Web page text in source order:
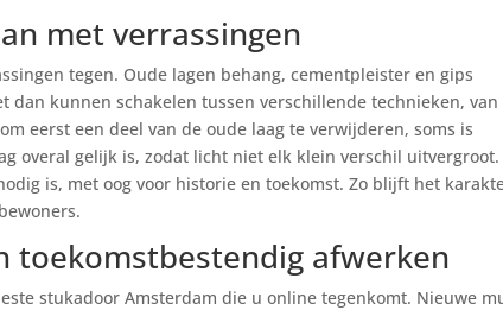
met verrassingen
tegen. Oude lagen behang, cementpleister en gips
dan kunnen schakelen tussen verschillende technieken, van
eerst een deel van de oude laag te verwijderen, soms is
overal gelijk is, zodat licht niet elk klein verschil uitvergroot.
is, met oog voor historie en toekomst. Zo blijft het
toekomstbestendig afwerken
stukadoor Amsterdam die u online tegenkomt. Nieuwe